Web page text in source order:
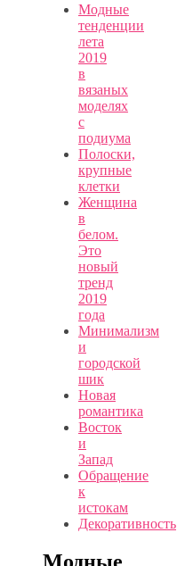
Модные
тенденции
лета
2019
в
вязаных
моделях
с
подиума
Полоски,
крупные
клетки
Женщина
в
белом.
Это
новый
тренд
2019
года
Минимализм
и
городской
шик
Новая
романтика
Восток
и
Запад
Обращение
к
истокам
Декоративность
Модные